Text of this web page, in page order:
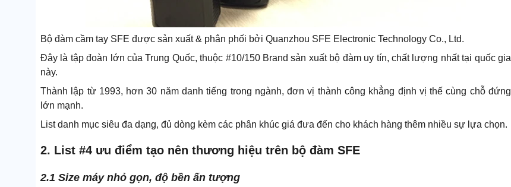
Bộ đàm cầm tay SFE được sản xuất & phân phối bởi Quanzhou SFE Electronic Technology Co., Ltd.
Đây là tập đoàn lớn của Trung Quốc, thuộc #10/150 Brand sản xuất bộ đàm uy tín, chất lượng nhất tại quốc gia
này.
Thành lập từ 1993, hơn 30 năm danh tiếng trong ngành, đơn vị thành công khẳng định vị thế cùng chỗ đứng
lớn mạnh.
List danh mục siêu đa dạng, đủ dòng kèm các phân khúc giá đưa đến cho khách hàng thêm nhiều sự lựa chọn.
2. List #4 ưu điểm tạo nên thương hiệu trên bộ đàm SFE
2.1 Size máy nhỏ gọn, độ bền ấn tượng